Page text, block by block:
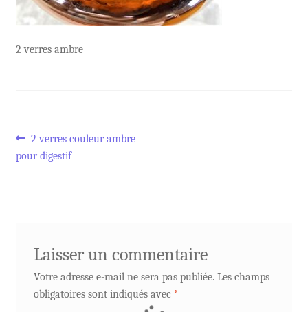
2 verres ambre
Navigation
de
Article
précédent :
2 verres couleur ambre
pour digestif
Laisser un commentaire
Votre adresse e-mail ne sera pas publiée. Les champs
obligatoires sont indiqués avec *